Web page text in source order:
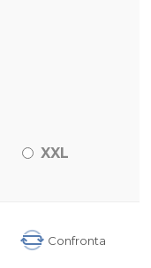
XXL
Confronta